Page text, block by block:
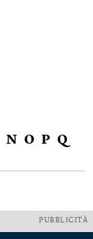
N O P Q
PUBBLICITÀ